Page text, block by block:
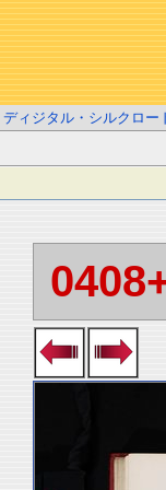
ディジタル・シルクロー